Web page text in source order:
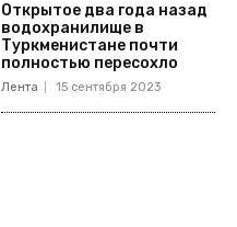
Открытое два года назад
водохранилище в
Туркменистане почти
полностью пересохло
Лента 15 сентября 2023